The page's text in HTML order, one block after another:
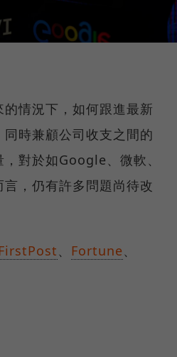
情況下，如何跟進最新
時兼顧公司收支之間的
對於如Google、微軟、
，仍有許多問題尚待改
、 Fortune、